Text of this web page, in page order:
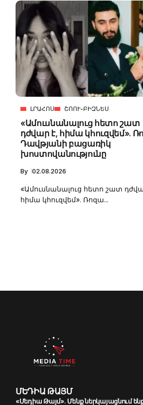
ԼՐԱՀՈՍ ՇՈՈՒ-ԲԻԶՆԵՍ
«Ամուսնանալուց հետո շատ
դժվար է, հիմա կհուզվեմ».
Դավթյանի բացառիկ
խոստովանությունը
By 02.08.2026
«Ամուսնանալուց հետո շատ
հիմա կհուզվեմ». Ռոզա...
ՄԵԴԻԱ ԹԱՅՄ
«Մեդիա Թայմ». Մենք ներկայացնում